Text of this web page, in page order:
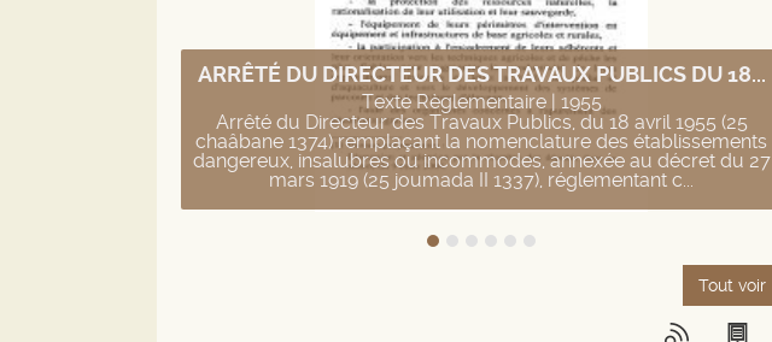
ARRÊTÉ DU DIRECTEUR DES TRAVAUX PUBLICS DU 18...
Texte Règlementaire | 1955
Arrêté du Directeur des Travaux Publics, du 18 avril 1955 (25
chaâbane 1374) remplaçant la nomenclature des établissements
dangereux, insalubres ou incommodes, annexée au décret du 27
mars 1919 (25 joumada II 1337), réglementant c...
Tout voir